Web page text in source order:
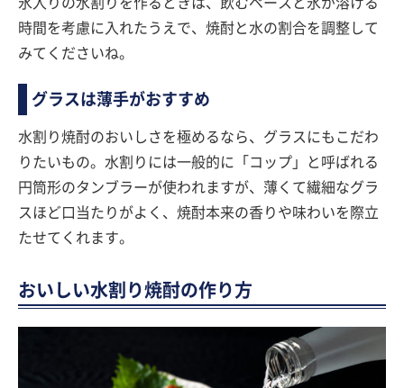
氷入りの水割りを作るときは、飲むペースと氷が溶ける
時間を考慮に入れたうえで、焼酎と水の割合を調整して
みてくださいね。
グラスは薄手がおすすめ
水割り焼酎のおいしさを極めるなら、グラスにもこだわ
りたいもの。水割りには一般的に「コップ」と呼ばれる
円筒形のタンブラーが使われますが、薄くて繊細なグラ
スほど口当たりがよく、焼酎本来の香りや味わいを際立
たせてくれます。
おいしい水割り焼酎の作り方